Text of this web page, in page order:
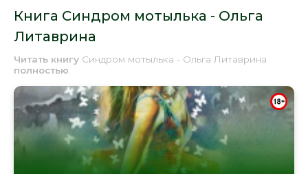
Книга Синдром мотылька - Ольга
Литаврина
Читать книгу Синдром мотылька - Ольга Литаврина
полностью